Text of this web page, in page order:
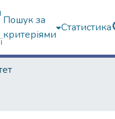
Пошук за
критеріями
Статистика